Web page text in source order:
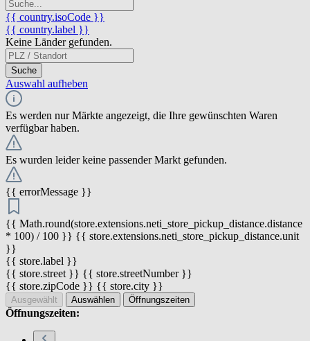
{{ country.isoCode }}
{{ country.label }}
Keine Länder gefunden.
Suche
Auswahl aufheben
Es werden nur Märkte angezeigt, die Ihre gewünschten Waren
verfügbar haben.
Es wurden leider keine passender Markt gefunden.
{{ errorMessage }}
{{ Math.round(store.extensions.neti_store_pickup_distance.distance
* 100) / 100 }} {{ store.extensions.neti_store_pickup_distance.unit
}}
{{ store.label }}
{{ store.street }} {{ store.streetNumber }}
{{ store.zipCode }} {{ store.city }}
Ausgewählt Auswählen Öffnungszeiten
Öffnungszeiten: